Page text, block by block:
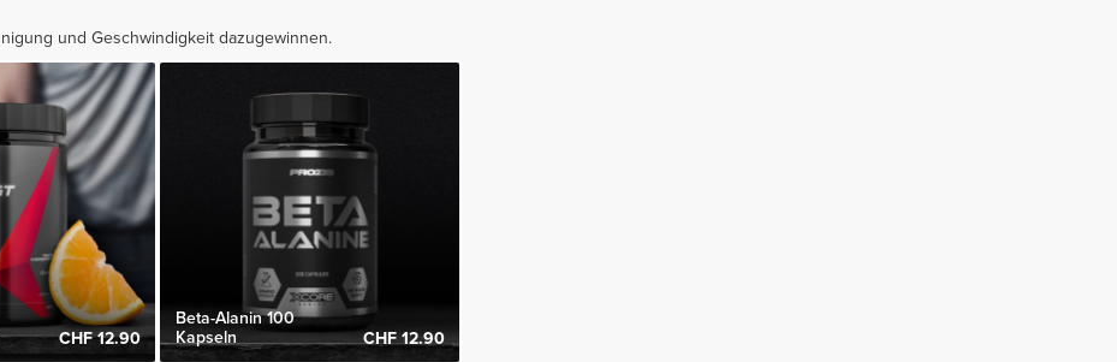
und Geschwindigkeit dazugewinnen.
CHF 12.90
Beta-Alanin 100
Kapseln
CHF 12.90